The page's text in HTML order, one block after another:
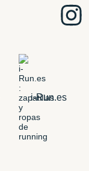
i-Run.es